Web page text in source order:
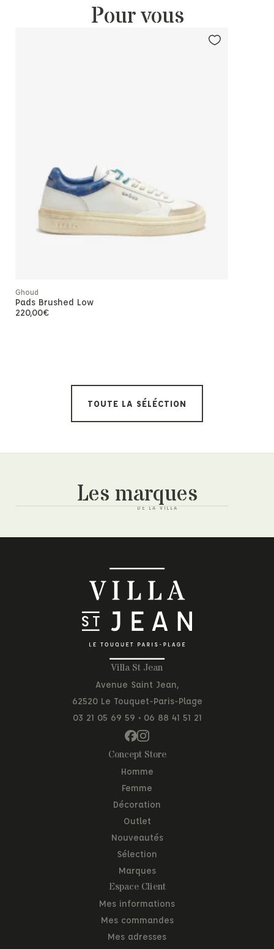
Pour vous
Ghoud
Pads Brushed Low
220,00€
TOUTE LA SÉLÉCTION
Les marques
Villa St Jean
Avenue Saint Jean,
62520 Le Touquet-Paris-Plage
03 21 05 69 59 • 06 88 41 51 21
Concept Store
Homme
Femme
Décoration
Outlet
Nouveautés
Sélection
Marques
Espace Client
Mes informations
Mes commandes
Mes adresses